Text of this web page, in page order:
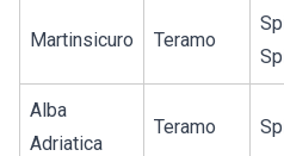
Martinsicuro Teramo
Alba
Adriatica
Teramo